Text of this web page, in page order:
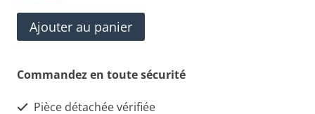
quantité
de
Capteur
Ajouter au panier
Commandez en toute sécurité
Pièce détachée vérifiée